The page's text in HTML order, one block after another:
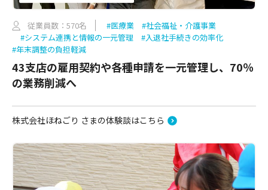
従業員数：570名 #医療業
#社会福祉・介護事業
#システム連携と情報の一元管理
#入退社手続きの効率化
#年末調整の負担軽減
43支店の雇用契約や各種申請を一元管理し、70％
の業務削減へ
株式会社ほねごり さまの体験談はこちら